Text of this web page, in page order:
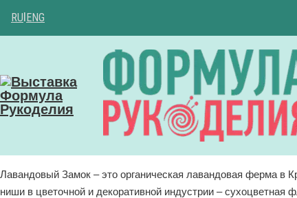
RU ENG
Лавандовый Замок – это органическая лавандовая ферма в
ниши в цветочной и декоративной индустрии – сухоцветная